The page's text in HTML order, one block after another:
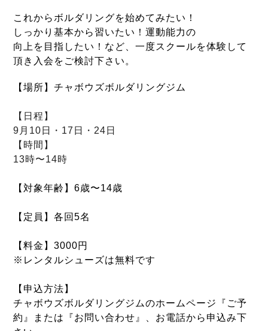
これからボルダリングを始めてみたい！
しっかり基本から習いたい！運動能力の
向上を目指したい！など、一度スクールを体験して
頂き入会をご検討下さい。
【場所】チャボウズボルダリングジム
【日程】
9月10日・17日・24日
【時間】
13時〜14時
【対象年齢】6歳〜14歳
【定員】各回5名
【料金】3000円
※レンタルシューズは無料です
【申込方法】
チャボウズボルダリングジムのホームページ『ご予
約』または『お問い合わせ』、お電話から申込み下